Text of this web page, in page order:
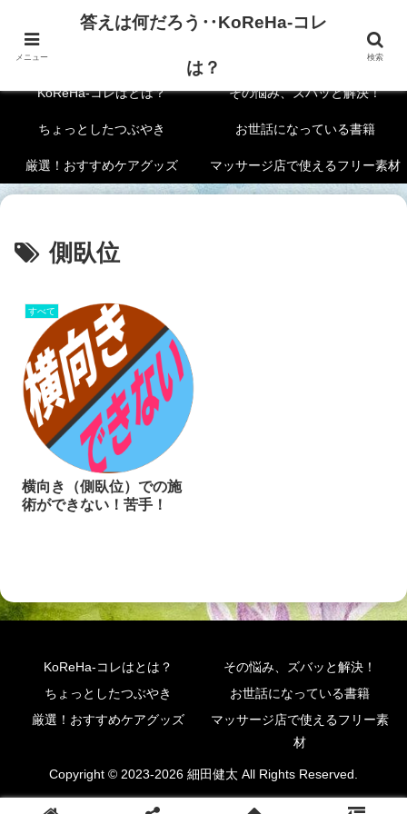
答えは何だろう‥KoReHa-コレは？
KoReHa-コレはとは？ その悩み、ズバッと解決！
ちょっとしたつぶやき お世話になっている書籍
厳選！おすすめケアグッズ マッサージ店で使えるフリー素材
側臥位
すべて
横向き（側臥位）での施
術ができない！苦手！
KoReHa-コレはとは？
その悩み、ズバッと解決！
ちょっとしたつぶやき
お世話になっている書籍
厳選！おすすめケアグッズ
マッサージ店で使えるフリー素
材
Copyright © 2023-2026 細田健太 All Rights Reserved.
メニュー
答えは何だろう‥KoReHa-コレ
は？
検索